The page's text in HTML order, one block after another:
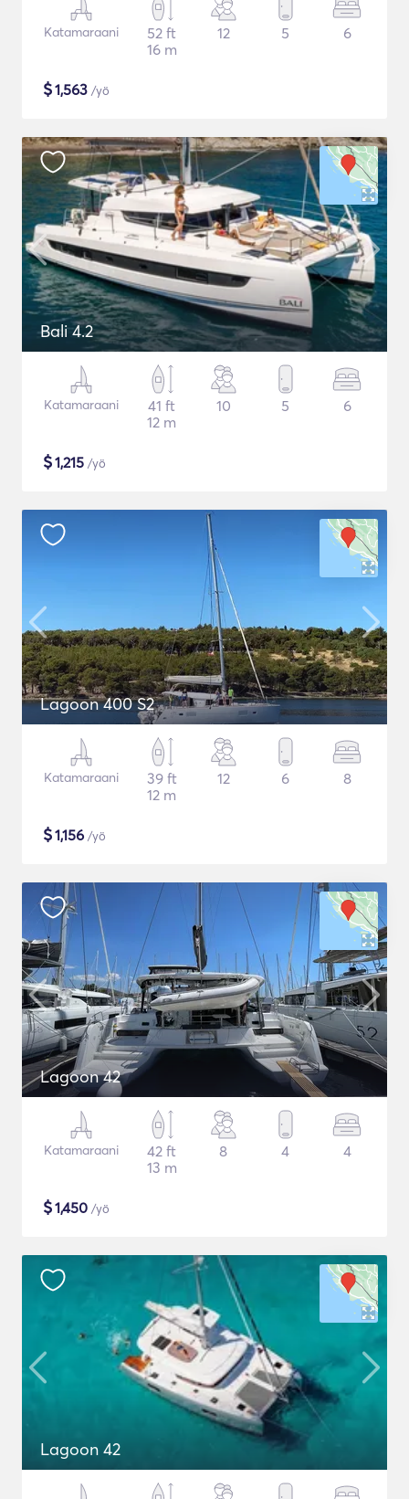
Katamaraani
52 ft
16 m
12 5 6
$1,563 /yö
Bali 4.2
Katamaraani
41 ft
12 m
10 5 6
$1,215 /yö
Lagoon 400 S2
Katamaraani
39 ft
12 m
12 6 8
$1,156 /yö
Lagoon 42
Katamaraani
42 ft
13 m
8 4 4
$1,450 /yö
Lagoon 42